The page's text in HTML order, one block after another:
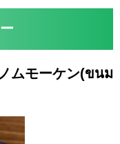
ムモーケン(ขนม